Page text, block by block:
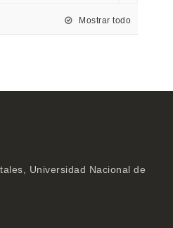
Mostrar todo
Universidad Nacional de